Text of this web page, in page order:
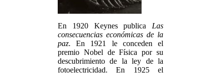
En 1920 Keynes publica Las
consecuencias económicas de la
paz. En 1921 le conceden el
premio Nobel de Física por su
descubrimiento de la ley de la
fotoelectricidad. En 1925 el